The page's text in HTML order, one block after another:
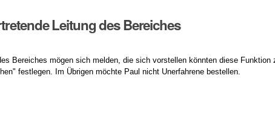
Leitung des Bereiches
Bereiches mögen sich melden, die sich vorstellen könnten diese
festlegen. Im Übrigen möchte Paul nicht Unerfahrene bestellen.